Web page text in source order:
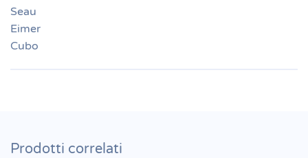
Seau
Eimer
Cubo
Prodotti correlati